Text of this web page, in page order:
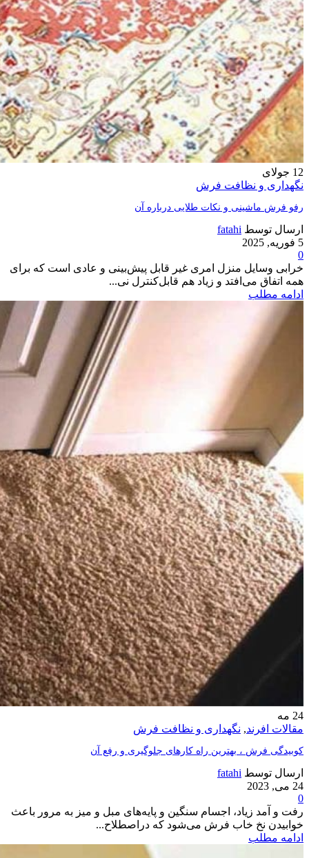
12 جولای
نگهداری و نظافت فرش
رفو فرش ماشینی و نکات طلایی درباره آن
ارسال توسط fatahi
5 فوریه, 2025
0
خرابی وسایل منزل امری غیر قابل پیش‌بینی و عادی است که برای
همه اتفاق می‌افتد و زیاد هم قابل‌کنترل نی...
ادامه مطلب
24 مه
مقالات افرند, نگهداری و نظافت فرش
کوبیدگی فرش ، بهترین راه کارهای جلوگیری و رفع آن
ارسال توسط fatahi
24 می, 2023
0
رفت و آمد زیاد، اجسام سنگین و پایه‌های مبل و میز به ‌مرور باعث
خوابیدن نخ خاب فرش می‌شود که دراصطلاح...
ادامه مطلب